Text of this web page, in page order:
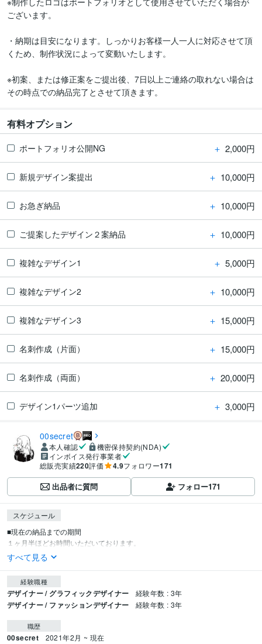
ございます。
・納期は目安になります。しっかりお客様一人一人に対応させて頂
くため、制作状況によって変動いたします。
※初案、または修正案をご提出後、7日以上ご連絡の取れない場合は
その時点での納品完了とさせて頂きます。
有料オプション
ポートフォリオ公開NG ＋ 2,000円
新規デザイン案提出 ＋ 10,000円
お急ぎ納品 ＋ 10,000円
ご提案したデザイン２案納品 ＋ 10,000円
複雑なデザイン1 ＋ 5,000円
複雑なデザイン2 ＋ 10,000円
複雑なデザイン3 ＋ 15,000円
名刺作成（片面） ＋ 15,000円
名刺作成（両面） ＋ 20,000円
デザイン1パーツ追加 ＋ 3,000円
00secret
本人確認
機密保持契約(NDA)
インボイス発行事業者
総販売実績220評価 4.9フォロワー171
出品者に質問 フォロー171
スケジュール
■現在の納品までの期間
１ヶ月半ほどお時間いただいております。
すべて見る
経験職種
デザイナー / グラフィックデザイナー 経験年数 : 3年
デザイナー / ファッションデザイナー 経験年数 : 3年
職歴
00secret 2021年2月 ~ 現在